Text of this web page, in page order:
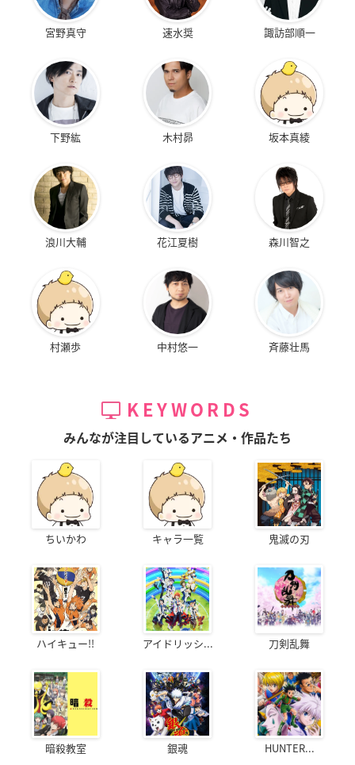
宮野真守 速水奨 諏訪部順一
下野紘 木村昴 坂本真綾
浪川大輔 花江夏樹 森川智之
村瀬歩 中村悠一 斉藤壮馬
KEYWORDS
みんなが注目しているアニメ・作品たち
ちいかわ キャラ一覧 鬼滅の刃
ハイキュー!! アイドリッシ... 刀剣乱舞
暗殺教室 銀魂 HUNTER...